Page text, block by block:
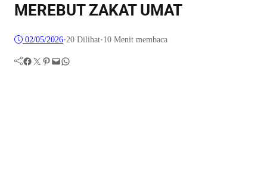
MEREBUT ZAKAT UMAT
02/05/2026•20 Dilihat•10 Menit membaca
Facebook Twitter Pinterest Mail WhatsApp